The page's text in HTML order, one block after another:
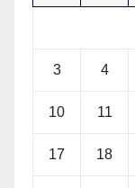
3 4
10 11
17 18